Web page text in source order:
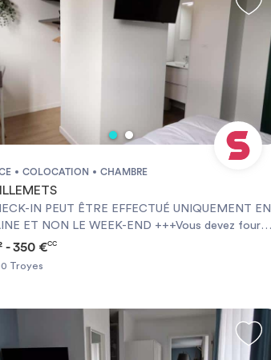
COLOCATION CHAMBRE
IN PEUT ÊTRE EFFECTUÉ UNIQUEMENT EN
NON LE WEEK-END +++Vous devez fournir
Visale obligatoirement et une assurance
IN CAN ONLY BE DONE
AND NOT AT WEEKENDS +++You must
- 350 €CC
Troyes